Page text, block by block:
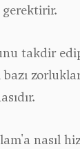
gerektirir.
takdir
nasıl